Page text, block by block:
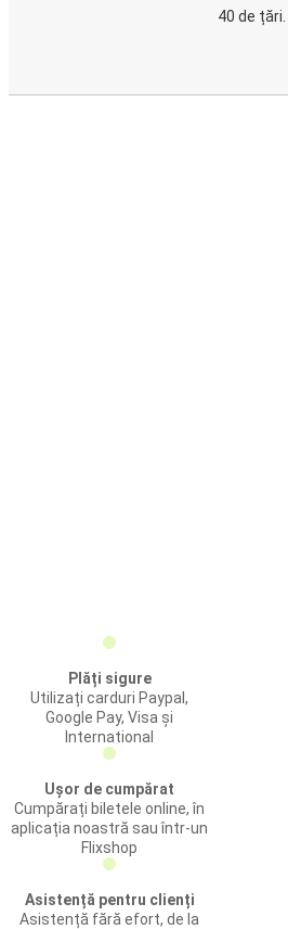
40 de țări.
Plăți sigure
Utilizați carduri Paypal,
Google Pay, Visa și
International
Ușor de cumpărat
Cumpărați biletele online, în
aplicația noastră sau într-un
Flixshop
Asistență pentru clienți
Asistență fără efort, de la